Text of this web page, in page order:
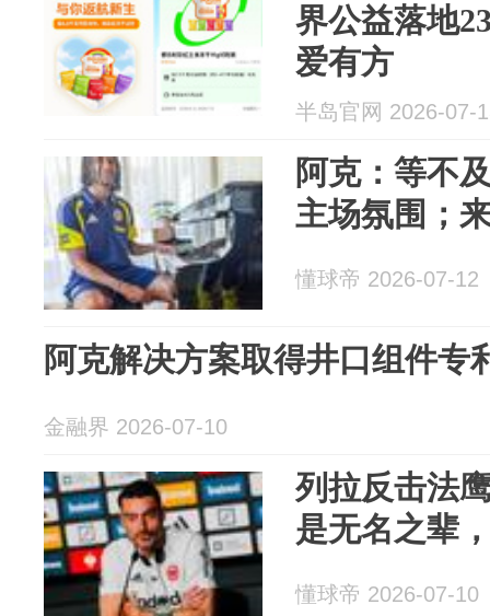
界公益落地
爱有方
半岛官网 2026-07-
阿克：等不
主场氛围；
懂球帝 2026-07-12
阿克解决方案取得井口组件专
金融界 2026-07-10
列拉反击法
是无名之辈
懂球帝 2026-07-10